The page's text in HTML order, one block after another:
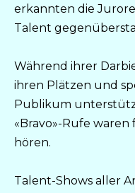
erkannten die
Talent
Während ihrer
ihren Plätzen und
Publikum
«Bravo»-Rufe
hören.
Talent-Shows aller